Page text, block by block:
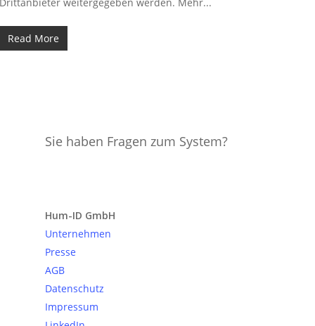
Read More
Sie haben Fragen zum System?
Hum-ID GmbH
Unternehmen
Presse
AGB
Datenschutz
Impressum